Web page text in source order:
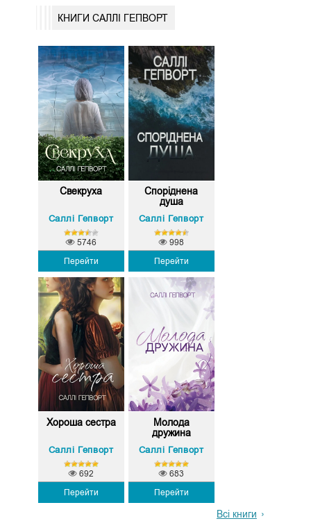
КНИГИ САЛЛІ ГЕПВОРТ
Свекруха
Саллі Гепворт
Перейти
5746
Споріднена
душа
Саллі Гепворт
Перейти
998
Хороша сестра
Саллі Гепворт
Перейти
692
Молода
дружина
Саллі Гепворт
Перейти
683
Всі книги